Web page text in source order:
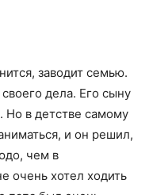
заводит семью.
дела. Его сыну
Но в детстве самому
и он решил,
чем в
очень хотел ходить